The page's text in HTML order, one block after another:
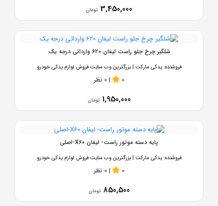
3,450,000 تومان
شلگیر چرخ جلو راست لیفان 620 وارداتی درجه یک
فروشنده: یدکی مارکت | بزرگترین وب سایت فروش لوازم یدکی خودرو
0
| 0 نظر
1,950,000 تومان
پایه دسته موتور راست- لیفان X60-اصلی
فروشنده: یدکی مارکت | بزرگترین وب سایت فروش لوازم یدکی خودرو
0
| 0 نظر
850,500 تومان